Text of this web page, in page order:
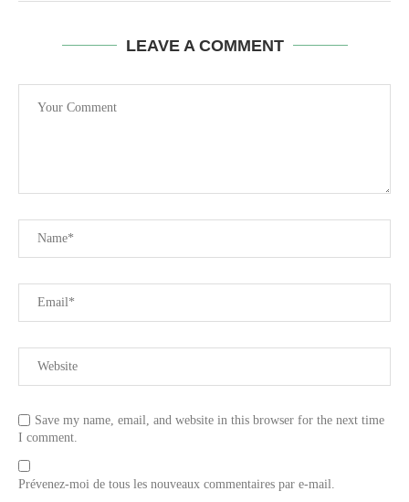
LEAVE A COMMENT
Save my name, email, and website in this browser for the next time
I comment.
Prévenez-moi de tous les nouveaux commentaires par e-mail.